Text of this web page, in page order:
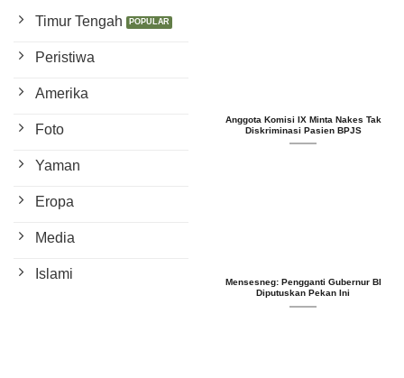
Timur Tengah
Peristiwa
Amerika
Foto
Yaman
Eropa
Media
Islami
Anggota Komisi IX Minta Nakes Tak
Diskriminasi Pasien BPJS
Mensesneg: Pengganti Gubernur BI
Diputuskan Pekan Ini